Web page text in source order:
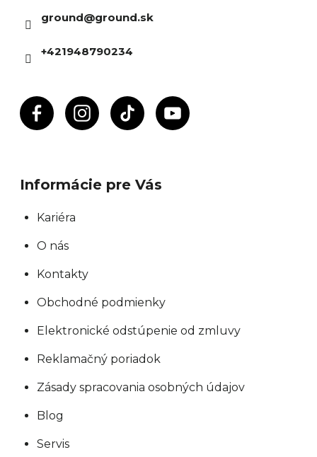
ground@ground.sk
+421948790234
Informácie pre Vás
Kariéra
O nás
Kontakty
Obchodné podmienky
Elektronické odstúpenie od zmluvy
Reklamačný poriadok
Zásady spracovania osobných údajov
Blog
Servis